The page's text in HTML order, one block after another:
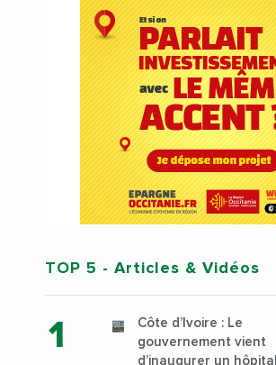
TOP 5 - Articles & Vidéos
Côte d’Ivoire : Le
gouvernement vient
d’inaugurer un